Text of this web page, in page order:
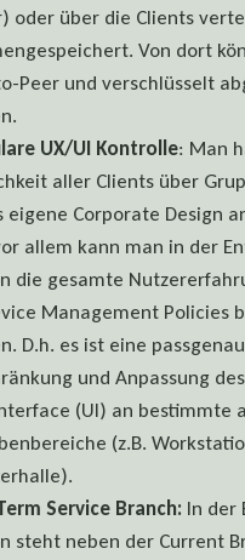
oder über die Clients
Von dort
Peer und verschlüsselt
UX/UI Kontrolle: Man
aller Clients über
eigene Corporate Design
allem kann man in der
die gesamte
Management Policies
D.h. es ist eine
und Anpassung
(UI) an bestimmte
(z.B.
Service Branch: In der
steht neben der Current